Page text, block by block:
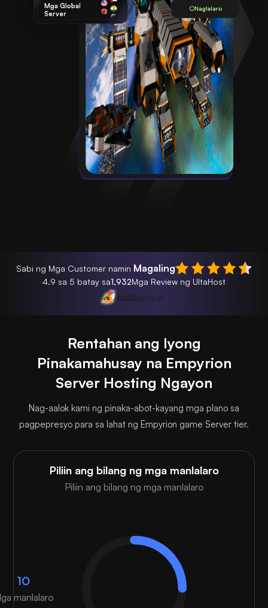
Mga Global
Server
Naglalaro
Sabi ng Mga Customer namin Magaling
4.9 sa 5 batay sa1,932Mga Review ng UltaHost
Rentahan ang Iyong
Pinakamahusay na Empyrion
Server Hosting Ngayon
Nag-aalok kami ng pinaka-abot-kayang mga plano sa
pagpepresyo para sa lahat ng Empyrion game Server tier.
Piliin ang bilang ng mga manlalaro
Piliin ang bilang ng mga manlalaro
10
manlalaro